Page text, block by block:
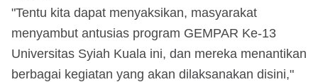
"Tentu kita dapat menyaksikan, masyarakat
menyambut antusias program GEMPAR Ke-13
Universitas Syiah Kuala ini, dan mereka menantikan
berbagai kegiatan yang akan dilaksanakan disini,"